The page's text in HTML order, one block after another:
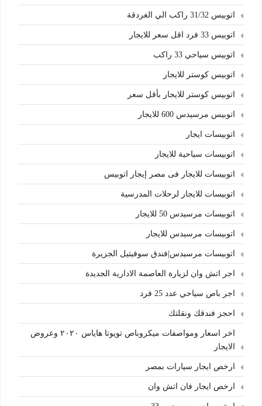
اتوبيس 31/32 راكب الي الغردقة
اتوبيس 33 فرد اقل سعر للايجار
اتوبيس سياحي 33 راكب
اتوبيس كوستر للايجار
اتوبيس كوستر للايجار بأقل سعر
اتوبيس مرسيدس 600 للايجار
اتوبيسات ايجار
اتوبيسات سياحية للايجار
اتوبيسات للايجار فى مصر إيجار اتوبيس
اتوبيسات للايجار لرحلات المدرسية
اتوبيسات مرسيدس 50 للايجار
اتوبيسات مرسيدس للايجار
اتوبيسات مرسيدس|فندق سوفيتيل الجزيرة
اجر اتش وان لزيارة العاصمة الادارية الجديدة
اجر باص سياحي عدد 25 فرد
احجز فندقك ونقلتك
اخر اسعار ومواصفات ميكروباص تويوتا هاياس ٢٠٢٠ وعروض
الايجار
ارخص ايجار سيارات بمصر
ارخص ايجار فان اتش وان